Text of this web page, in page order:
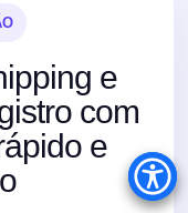
e
com
e